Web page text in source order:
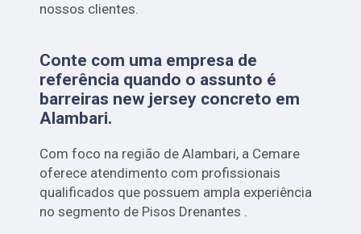
nossos clientes.
Conte com uma empresa de
referência quando o assunto é
barreiras new jersey concreto em
Alambari.
Com foco na região de Alambari, a Cemare
oferece atendimento com profissionais
qualificados que possuem ampla experiência
no segmento de Pisos Drenantes .